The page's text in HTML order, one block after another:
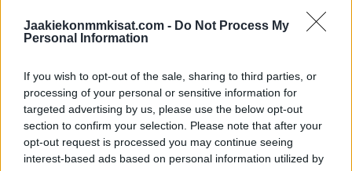
Jaakiekonmmkisat.com - Do Not Process My
Personal Information
If you wish to opt-out of the sale, sharing to third parties, or
processing of your personal or sensitive information for
targeted advertising by us, please use the below opt-out
section to confirm your selection. Please note that after your
opt-out request is processed you may continue seeing
interest-based ads based on personal information utilized by
ALEKSANDER BARKOV LEAVES THE ICE
WITH ASSISTANCE AFTER BEING SENT
INTO THE BOARDS ON TIM STUTZLE'S
EMPTY-NET GOAL.
PIC.TWITTER.COM/WUN8XNWLOB
— Sportsnet (@Sportsnet)October 11, 2024